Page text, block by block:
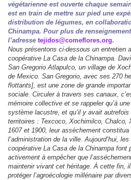
végétarienne est ouverte chaque
est en train de mettre sur pied une
distribution de légumes, en
Chinampa. Pour plus de
l’adresse tejidos@comeflores.org.
Nous présentons ci-dessous un entretien
coopérative La Casa de la Chinampa.
San Gregorio Atlapulco, un village de
de Mexico. San Gregorio, avec ses 270
flottants], est une zone de grande
sociale. Circuler à travers ses canaux,
mémoire collective et se rappeler qu’à
système lacustre, et qu’il y avait
territoires : Texcoco, Xochimilco, Chalco,
1607 et 1900, leur asséchement
l’administration de la ville. Aujourd’hui, les
coopérative La Casa de la Chinampa font
activement à empêcher que
maintenir vivant cet héritage. À cette fin,
protéger l’agroécologie millénaire par